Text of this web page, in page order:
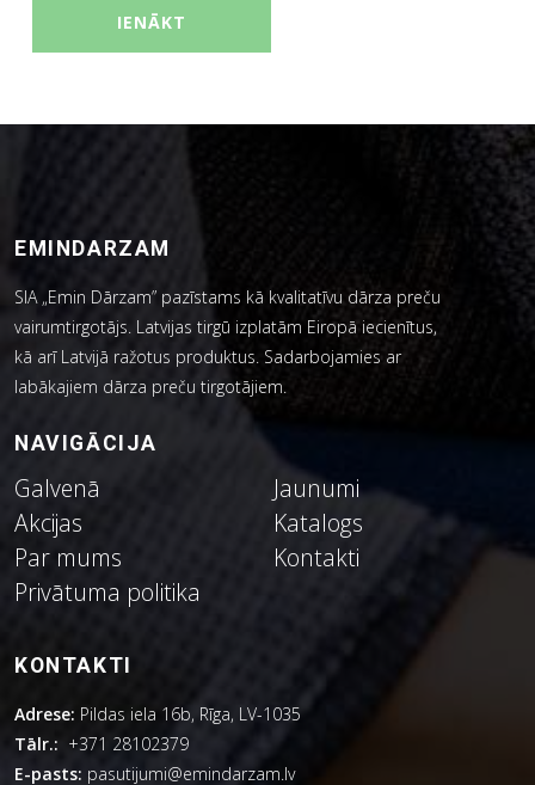
EMINDARZAM
SIA „Emin Dārzam” pazīstams kā kvalitatīvu dārza preču
vairumtirgotājs. Latvijas tirgū izplatām Eiropā iecienītus,
kā arī Latvijā ražotus produktus. Sadarbojamies ar
labākajiem dārza preču tirgotājiem.
NAVIGĀCIJA
Galvenā
Jaunumi
Akcijas
Katalogs
Par mums
Kontakti
Privātuma politika
KONTAKTI
Adrese: Pildas iela 16b, Rīga, LV-1035
Tālr.: +371 28102379
E-pasts: pasutijumi@emindarzam.lv